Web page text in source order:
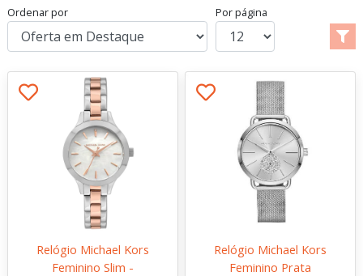
Ordenar por Por página
Relógio Michael Kors
Feminino Slim -
Relógio Michael Kors
Feminino Prata